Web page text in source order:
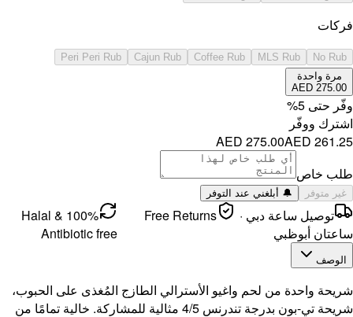
100% Halal &
الحبوب،
خالية تمامًا من